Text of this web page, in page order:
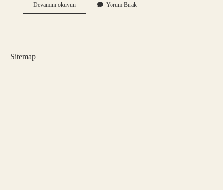
Devamını okuyunÜst
Geçidi
Yorum Bırak
Sitemap